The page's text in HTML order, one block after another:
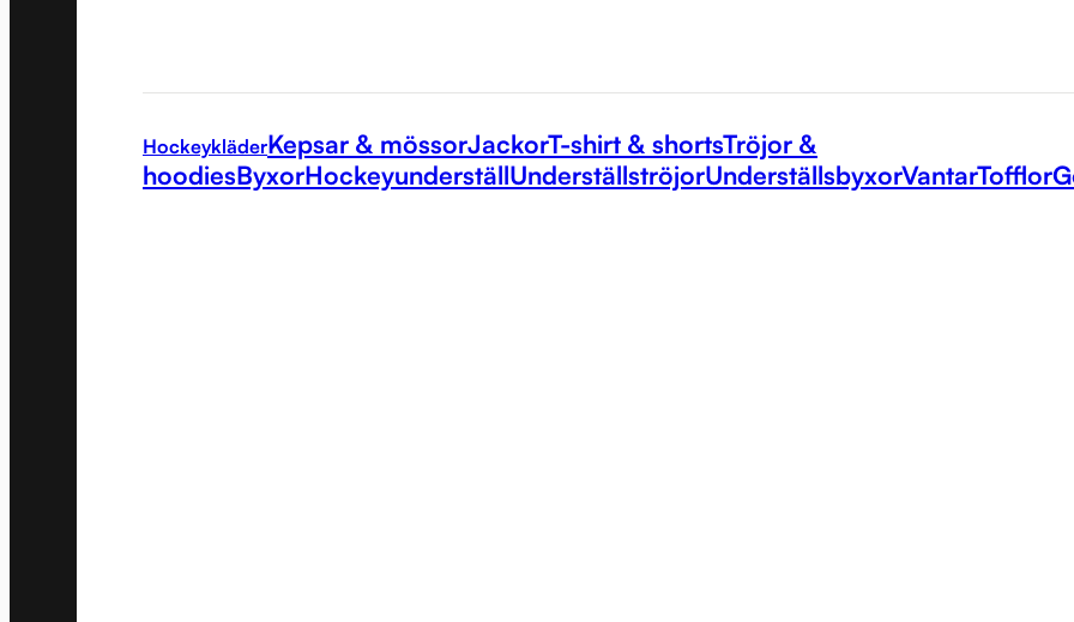
HockeykläderKepsar & mössorJackorT-shirt & shortsTröjor &
hoodiesByxorHockeyunderställUnderställströjorUnderställsbyxorVantarTofflor